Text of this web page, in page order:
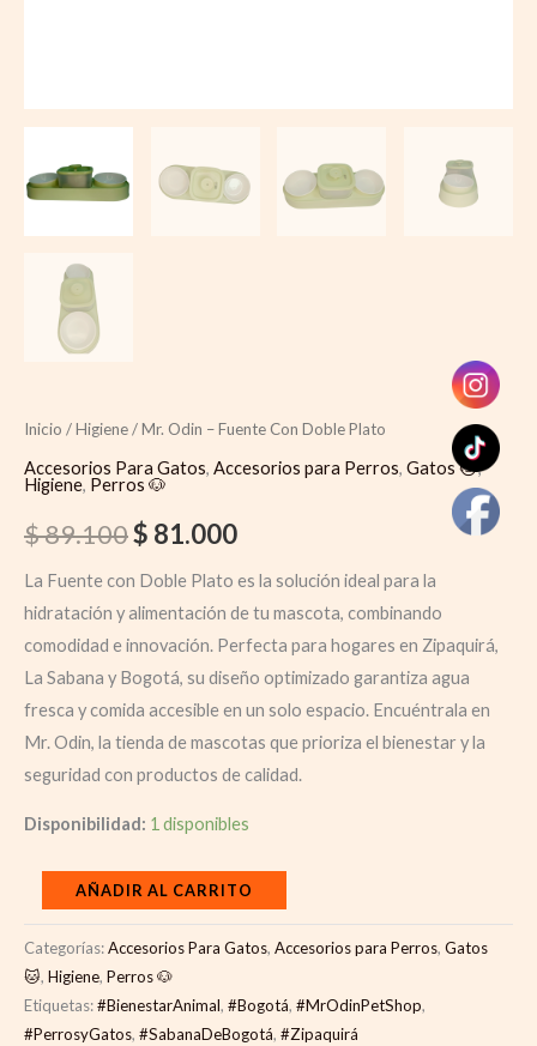
Inicio /Higiene/ Mr. Odin – Fuente Con Doble Plato
Accesorios Para Gatos, Accesorios para Perros, Gatos 🐱,
Higiene, Perros 🐶
$89.100$ 81.000
La Fuente con Doble Plato es la solución ideal para la
hidratación y alimentación de tu mascota, combinando
comodidad e innovación. Perfecta para hogares en Zipaquirá,
La Sabana y Bogotá, su diseño optimizado garantiza agua
fresca y comida accesible en un solo espacio. Encuéntrala en
Mr. Odin, la tienda de mascotas que prioriza el bienestar y la
seguridad con productos de calidad.
Disponibilidad: 1 disponibles
AÑADIR AL CARRITO
Categorías:Accesorios Para Gatos, Accesorios para Perros, Gatos
🐱, Higiene, Perros 🐶
Etiquetas:#BienestarAnimal, #Bogotá, #MrOdinPetShop,
#PerrosyGatos, #SabanaDeBogotá, #Zipaquirá